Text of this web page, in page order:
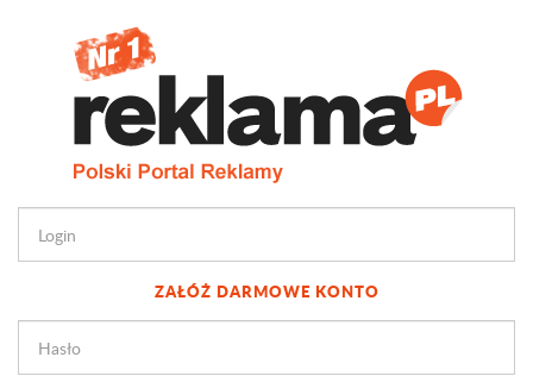
ZAŁÓŻ DARMOWE KONTO